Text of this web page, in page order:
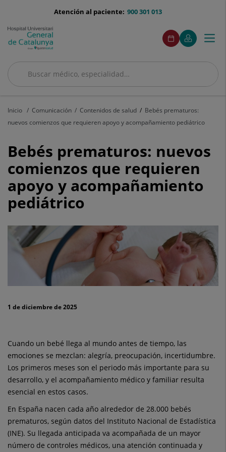
menu-
900 301 013
Atención al paciente:
Buscar
Buscar
menuAcceso
Pedir
cita
Este
enlace
se
en
Mi
Quirónsalud
Este
enlace
se
en
ventana
Menú
Inicio Comunicación Contenidos de salud
Bebés prematuros:
nuevos comienzos que requieren apoyo y acompañamiento pediátrico
Bebés
prematuros:
nuevos
comienzos
que
requieren
apoyo
Bebés prematuros: nuevos
comienzos que requieren
apoyo y acompañamiento
pediátrico
1 de diciembre de 2025
Cuando un bebé llega al mundo antes de tiempo, las
emociones se mezclan: alegría, preocupación, incertidumbre.
Los primeros meses son el periodo más importante para su
desarrollo, y el acompañamiento médico y familiar resulta
esencial en estos casos.
En España nacen cada año alrededor de 28.000 bebés
prematuros, según datos del Instituto Nacional de Estadística
(INE). Su llegada anticipada va acompañada de un mayor
número de controles médicos, una atención continuada y